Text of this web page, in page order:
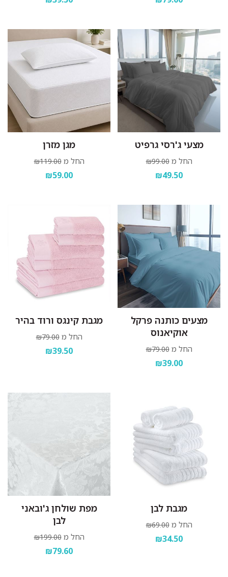
מצעי ג'רסי גרפיט
החל מ ₪99.00
₪49.50
מגן מזרן
החל מ ₪119.00
₪59.00
מצעים כותנה פרקל
אוקיאנוס
החל מ ₪79.00
₪39.00
מגבת קינגס ורוד בהיר
החל מ ₪79.00
₪39.50
מגבת לבן
החל מ ₪69.00
₪34.50
מפת שולחן ג'ובאני
לבן
החל מ ₪199.00
₪79.60